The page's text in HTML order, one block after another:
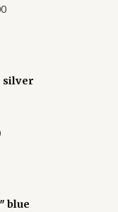
silver
blue